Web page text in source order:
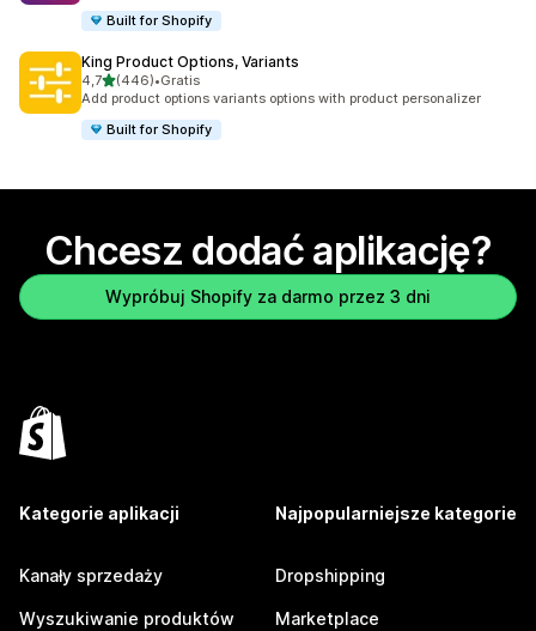
Built for Shopify
King Product Options, Variants
4,7na 5 gwiazdek
(446)
Łączna liczba recenzji: 446
•Gratis
Add product options variants options with product personalizer
Built for Shopify
Chcesz dodać aplikację?
Wypróbuj Shopify za darmo przez 3 dni
Kategorie aplikacji
Kanały sprzedaży
Wyszukiwanie produktów
Najpopularniejsze kategorie
Dropshipping
Marketplace